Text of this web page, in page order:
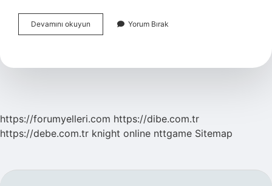
Devamını okuyun Atasözleri
Kim
Yorum Bırak
https://forumyelleri.com https://dibe.com.tr
https://debe.com.tr knight online nttgame Sitemap